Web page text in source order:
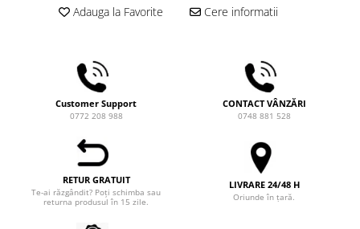
Superfood Latte
Aparatura cafea
Espressoare
Espressoare Manuale Profesionale
Espressoare Manuale Home/Office
Espressoare Automate Office
Espressoare Automate Home
Prepararea cafelei
Adauga la Favorite Cere informatii
Customer Support
0772 208 988
CONTACT VÂNZĂRI
0748 881 528
RETUR GRATUIT
Te-ai răzgândit? Poți schimba sau
returna produsul în 15 zile.
LIVRARE 24/48 H
Oriunde în țară.